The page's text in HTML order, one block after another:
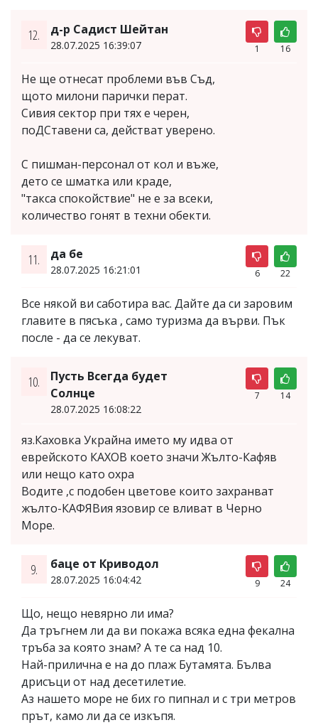
12. д-р Садист Шейтан
28.07.2025 16:39:07 1 16
Не ще отнесат проблеми във Съд,
щото милони парички перат.
Сивия сектор при тях е черен,
поДСтaвени са, действат уверено.
С пишман-персонал от кол и въже,
дето се шматка или краде,
"такса спокойствие" не е за всеки,
количество гонят в техни обекти.
11. да бе
28.07.2025 16:21:01 6 22
Все някой ви саботира вас. Дайте да си заровим
главите в пясъка , само туризма да върви. Пък
после - да се лекуват.
10.
Пусть Всегда будет
Солнце
28.07.2025 16:08:22
7 14
яз.Каховка Украйна името му идва от
еврейското КАХОВ което значи Жълто-Кафяв
или нещо като охра
Водите ,с подобен цветове които захранват
жълто-КАФЯВия язовир се вливат в Черно
Море.
9. баце от Криводол
28.07.2025 16:04:42 9 24
Що, нещо невярно ли има?
Да тръгнем ли да ви покажа всяка една фекална
тръба за която знам? А те са над 10.
Най-прилична е на до плаж Бутамята. Бълва
дрисъци от над десетилетие.
Аз нашето море не бих го пипнал и с три метров
прът, камо ли да се изкъпя.